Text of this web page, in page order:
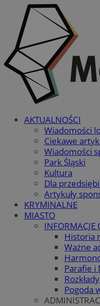
AKTUALNOŚCI
Wiadomości
Ciekawe
Wiadomości
Park Śląski
Kultura
Dla
Artykuły
KRYMINALNE
MIASTO
INFORMACJE
Historia
Ważne
Parafie i
Pogoda